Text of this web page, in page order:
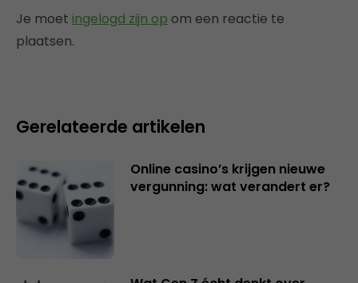
Je moet ingelogd zijn op om een reactie te
plaatsen.
Gerelateerde artikelen
Online casino’s krijgen nieuwe
vergunning: wat verandert er?